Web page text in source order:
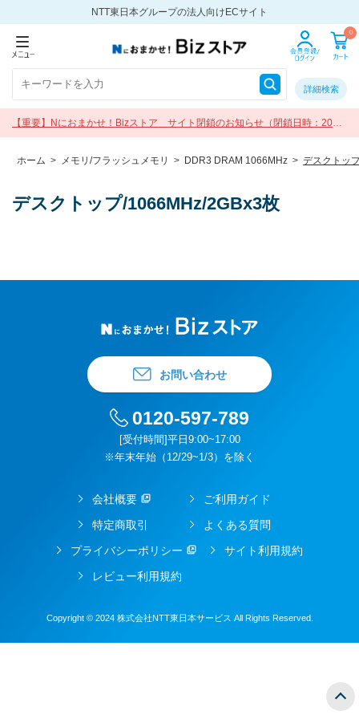
NTT東日本グループの法人向けECサイト
0
詳細検索
【重要】Nにおまかせ！Bizストア サイト閉鎖のお知らせ（閉鎖日時：2026
年9月30日 17:00）
ホーム > メモリ/フラッシュメモリ > DDR3 DRAM 1066MHz > デスクトッ
デスクトップ/1066MHz/2GBx3枚
お問い合わせ
0120-597-789
[受付時間]平日9:00~17:00
※年末年始（12/29~1/3）を除く
会社概要
ご利用ガイド
特定商取引
よくある質問
プライバシーポリシー
サイト利用規約
レビュー利用規約
Copyright © 2024 株式会社NTT東日本サービス All Rights Reserved.